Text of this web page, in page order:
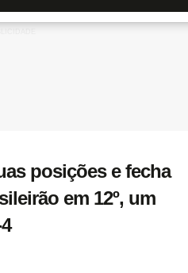
posições e fecha
em 12º, um